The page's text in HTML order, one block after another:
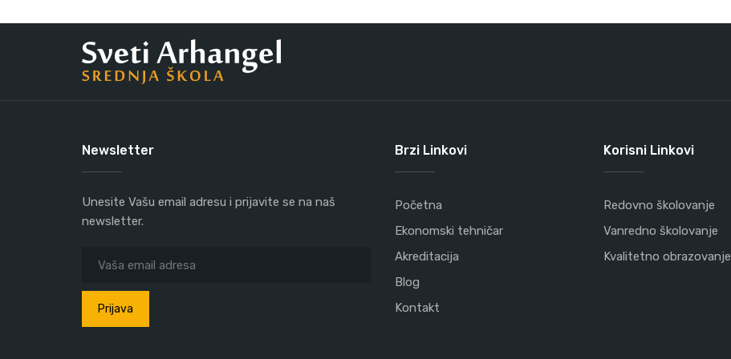
Newsletter
Unesite Vašu email adresu i prijavite se na naš
newsletter.
Prijava
Brzi Linkovi
Početna
Ekonomski tehničar
Akreditacija
Blog
Kontakt
Korisni Linkovi
Redovno školovanje
Vanredno školovanje
Kvalitetno obrazovanje